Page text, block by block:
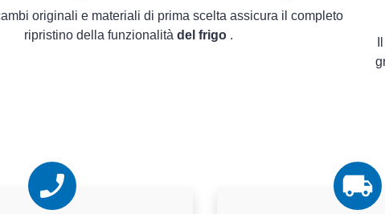
originali e materiali di prima scelta assicura il completo
ripristino della funzionalità del frigo .